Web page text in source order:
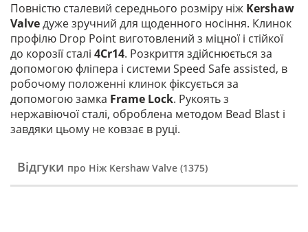
Повністю сталевий середнього розміру ніж Kershaw
Valveдуже зручний для щоденного носіння. Клинок
профілю Drop Point виготовлений з міцної і стійкої
до корозії сталі 4Cr14. Розкриття здійснюється за
допомогою фліпера і системи Speed Safe assisted, в
робочому положенні клинок фіксується за
допомогою замка Frame Lock. Рукоять з
нержавіючої сталі, оброблена методом Bead Blast і
завдяки цьому не ковзає в руці.
Відгуки про Ніж Kershaw Valve (1375)